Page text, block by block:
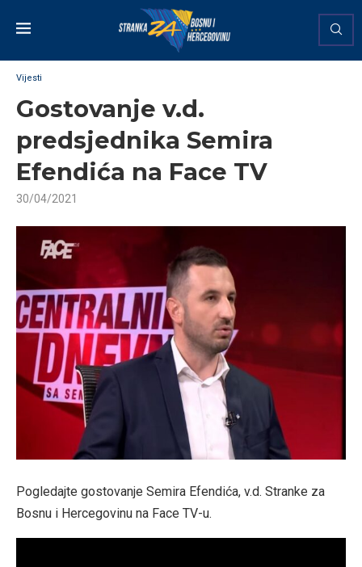
Vijesti
Gostovanje v.d.
predsjednika Semira
Efendića na Face TV
30/04/2021
Pogledajte gostovanje Semira Efendića, v.d. Stranke za
Bosnu i Hercegovinu na Face TV-u.